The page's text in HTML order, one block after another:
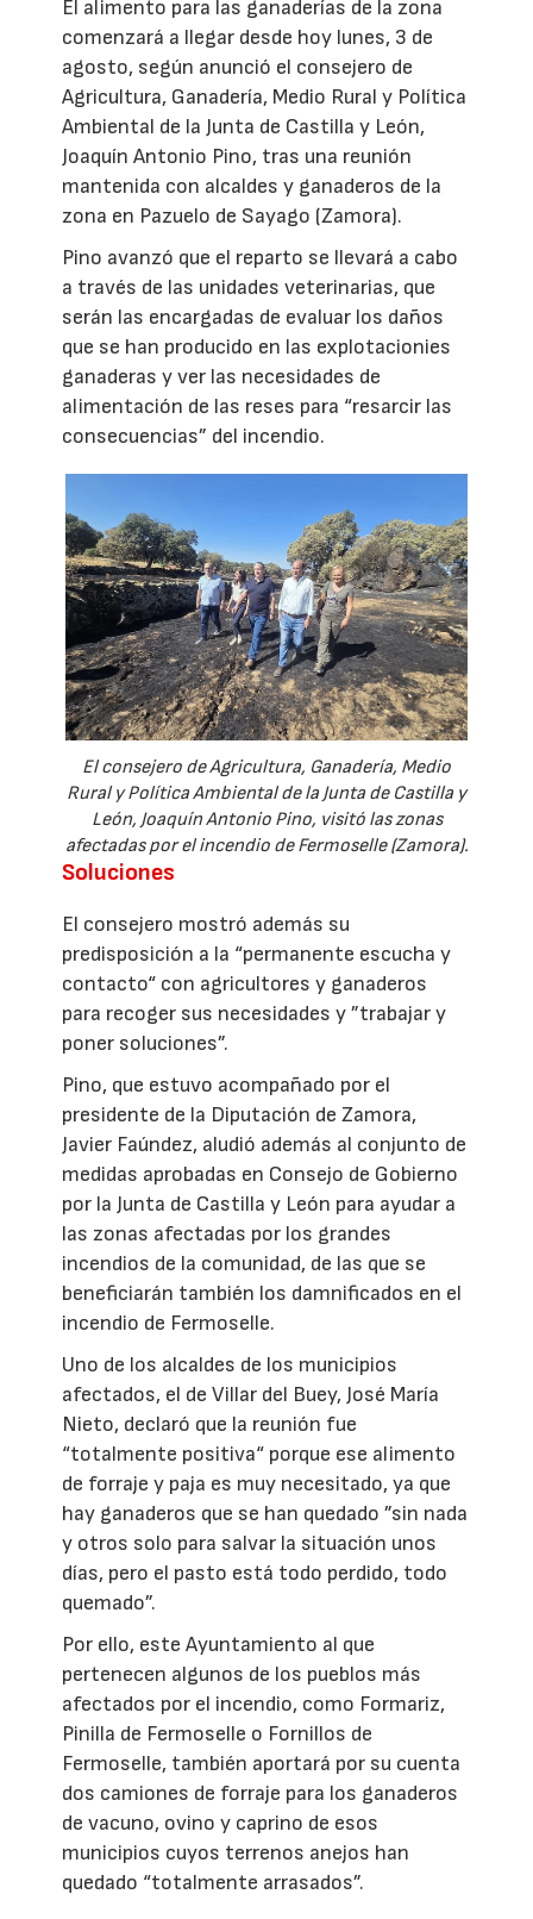
El alimento para las ganaderías de la zona
comenzará a llegar desde hoy lunes, 3 de
agosto, según anunció el consejero de
Agricultura, Ganadería, Medio Rural y Política
Ambiental de la Junta de Castilla y León,
Joaquín Antonio Pino, tras una reunión
mantenida con alcaldes y ganaderos de la
zona en Pazuelo de Sayago (Zamora).
Pino avanzó que el reparto se llevará a cabo
a través de las unidades veterinarias, que
serán las encargadas de evaluar los daños
que se han producido en las explotacionies
ganaderas y ver las necesidades de
alimentación de las reses para “resarcir las
consecuencias” del incendio.
El consejero de Agricultura, Ganadería, Medio
Rural y Política Ambiental de la Junta de Castilla y
León, Joaquín Antonio Pino, visitó las zonas
afectadas por el incendio de Fermoselle (Zamora).
Soluciones
El consejero mostró además su
predisposición a la “permanente escucha y
contacto“ con agricultores y ganaderos
para recoger sus necesidades y ”trabajar y
poner soluciones”.
Pino, que estuvo acompañado por el
presidente de la Diputación de Zamora,
Javier Faúndez, aludió además al conjunto de
medidas aprobadas en Consejo de Gobierno
por la Junta de Castilla y León para ayudar a
las zonas afectadas por los grandes
incendios de la comunidad, de las que se
beneficiarán también los damnificados en el
incendio de Fermoselle.
Uno de los alcaldes de los municipios
afectados, el de Villar del Buey, José María
Nieto, declaró que la reunión fue
“totalmente positiva“ porque ese alimento
de forraje y paja es muy necesitado, ya que
hay ganaderos que se han quedado ”sin nada
y otros solo para salvar la situación unos
días, pero el pasto está todo perdido, todo
quemado”.
Por ello, este Ayuntamiento al que
pertenecen algunos de los pueblos más
afectados por el incendio, como Formariz,
Pinilla de Fermoselle o Fornillos de
Fermoselle, también aportará por su cuenta
dos camiones de forraje para los ganaderos
de vacuno, ovino y caprino de esos
municipios cuyos terrenos anejos han
quedado “totalmente arrasados”.